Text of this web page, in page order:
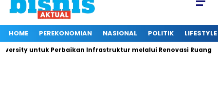
HOME PEREKONOMIAN NASIONAL POLITIK LIFESTYLE
untuk Perbaikan Infrastruktur melalui Renovasi Ruang Publik